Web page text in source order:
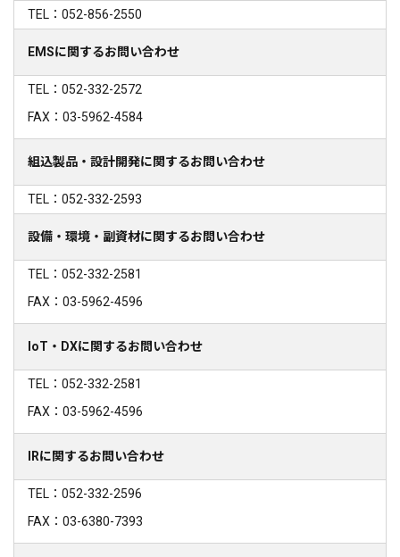
TEL：052-856-2550
EMSに関するお問い合わせ
TEL：052-332-2572
FAX：03-5962-4584
組込製品・設計開発に関するお問い合わせ
TEL：052-332-2593
設備・環境・副資材に関するお問い合わせ
TEL：052-332-2581
FAX：03-5962-4596
IoT・DXに関するお問い合わせ
TEL：052-332-2581
FAX：03-5962-4596
IRに関するお問い合わせ
TEL：052-332-2596
FAX：03-6380-7393